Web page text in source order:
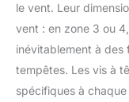
Méthode de connexion:
cousu avec des
respectueux de
l'environnement,
installation facile,
toits, Protection contre
le vent. Leur
vent : en zone 3 ou
inévitablement à des
tempêtes. Les vis à
spécifiques à